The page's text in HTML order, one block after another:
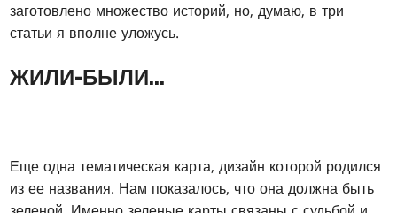
заготовлено множество историй, но, думаю, в три
статьи я вполне уложусь.
ЖИЛИ-БЫЛИ...
Еще одна тематическая карта, дизайн которой родился
из ее названия. Нам показалось, что она должна быть